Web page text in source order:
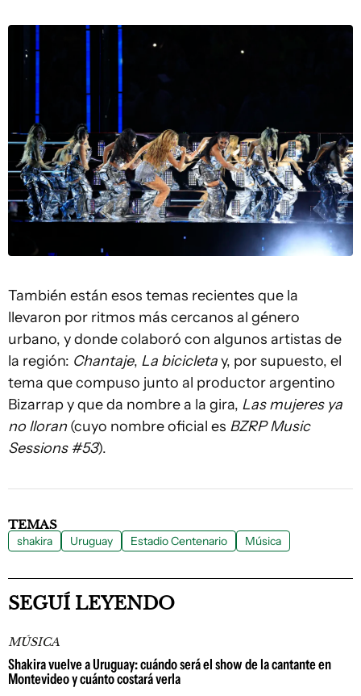
También están esos temas recientes que la
llevaron por ritmos más cercanos al género
urbano, y donde colaboró con algunos artistas de
la región: Chantaje, La bicicletay, por supuesto, el
tema que compuso junto al productor argentino
Bizarrap y que da nombre a la gira, Las mujeres ya
no lloran(cuyo nombre oficial es BZRP Music
Sessions #53).
TEMAS
shakira Uruguay Estadio Centenario Música
SEGUÍ LEYENDO
MÚSICA
Shakira vuelve a Uruguay: cuándo será el show de la cantante en
Montevideo y cuánto costará verla